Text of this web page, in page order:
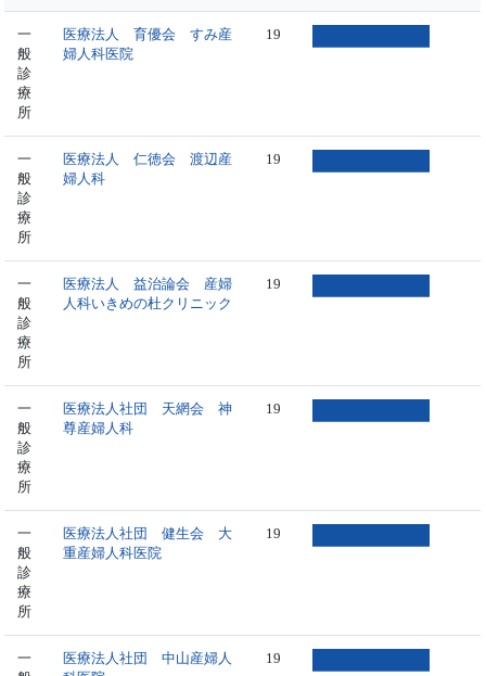
一
般
診
療
所
医療法人 育優会 すみ産
婦人科医院
19
一
般
診
療
所
医療法人 仁徳会 渡辺産
婦人科
19
一
般
診
療
所
医療法人 益治論会 産婦
人科いきめの杜クリニック
19
一
般
診
療
所
医療法人社団 天網会 神
尊産婦人科
19
一
般
診
療
所
医療法人社団 健生会 大
重産婦人科医院
19
一
医療法人社団 中山産婦人
19